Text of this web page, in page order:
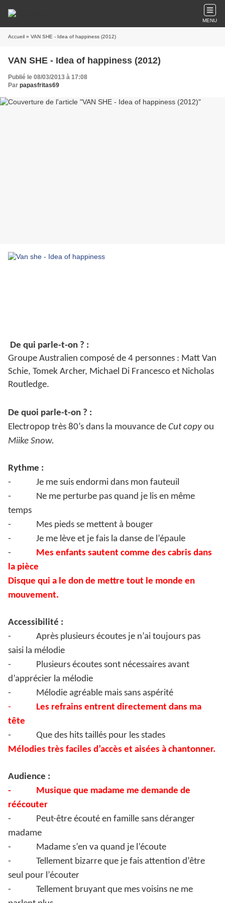
MENU
Accueil » VAN SHE - Idea of happiness (2012)
VAN SHE - Idea of happiness (2012)
Publié le 08/03/2013 à 17:08
Par papasfritas69
De qui parle-t-on ? :
Groupe Australien composé de 4 personnes : Matt Van
Schie, Tomek Archer, Michael Di Francesco et Nicholas
Routledge.
De quoi parle-t-on ? :
Electropop très 80’s dans la mouvance de Cut copy ou
Miike Snow.
Rythme :
-
Je me suis endormi dans mon fauteuil
-
Ne me perturbe pas quand je lis en même
temps
-
Mes pieds se mettent à bouger
-
Je me lève et je fais la danse de l’épaule
-
Mes enfants sautent comme des cabris dans
la pièce
Disque qui a le don de mettre tout le monde en
mouvement.
Accessibilité :
-
Après plusieurs écoutes je n’ai toujours pas
saisi la mélodie
-
Plusieurs écoutes sont nécessaires avant
d’apprécier la mélodie
-
Mélodie agréable mais sans aspérité
-
Les refrains entrent directement dans ma
tête
-
Que des hits taillés pour les stades
Mélodies très faciles d’accès et aisées à chantonner.
Audience :
-
Musique que madame me demande de
réécouter
-
Peut-être écouté en famille sans déranger
madame
-
Madame s’en va quand je l’écoute
-
Tellement bizarre que je fais attention d’être
seul pour l’écouter
-
Tellement bruyant que mes voisins ne me